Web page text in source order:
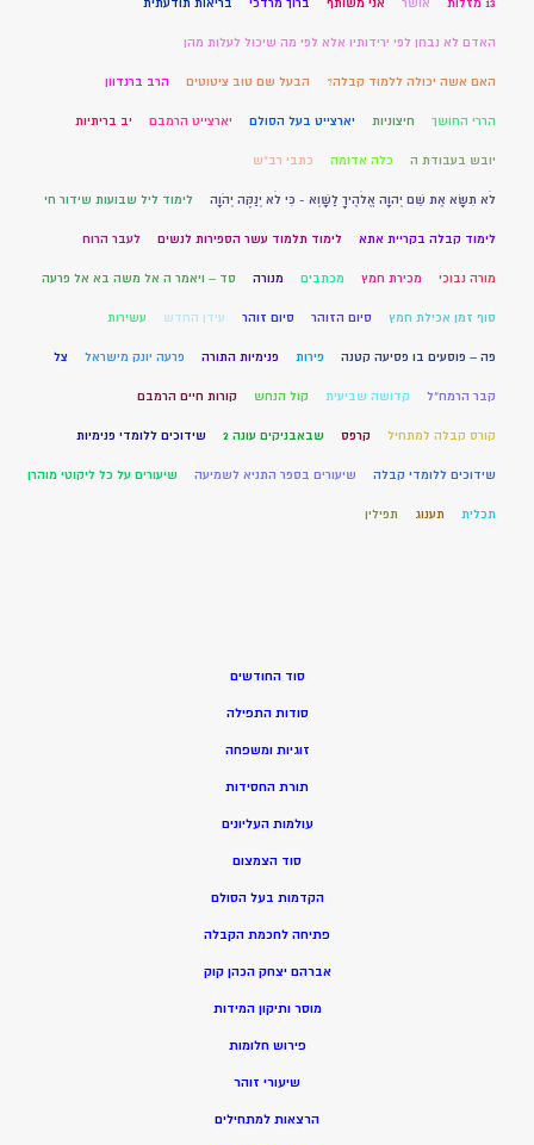
האדם לא נבחן לפי ירידותיו אלא לפי מה שיכול לעלות מהן
האם אשה יכולה ללמוד קבלה? הבעל שם טוב ציטוטים הרב ברנדוון
הררי החושך חיצוניות יארצייט בעל הסולם יארצייט הרמבם יב בריתיות
יובש בעבודת ה כלה אדומה כתבי רב"ש
לֹא תִשָּׂא אֶת שֵׁם יְהוָה אֱלֹהֶיךָ לַשָּׁוְא - כִּי לֹא יְנַקֶּה יְהֹוָה לימוד ליל שבועות שידור חי
לימוד קבלה בקריית אתא לימוד תלמוד עשר הספירות לנשים לעבר הרוח
מורה נבוכי מכירת חמץ מכתבים מנורה סד – ויאמר ה אל משה בא אל פרעה
סוף זמן אכילת חמץ סיום הזוהר סיום זוהר עידן החדש עשירות
פה – פוסעים בו פסיעה קטנה פירות פנימיות התורה פרעה יונק מישראל צל
קבר הרמח"ל קדושה שביעית קול הנחש קורות חיים הרמבם
קורס קבלה למתחיל קרפס שבאבניקים עונה 2 שידוכים ללומדי פנימיות
שידוכים ללומדי קבלה שיעורים בספר התניא לשמיעה שיעורים על כל ליקוטי מוהרן
תכלית תענוג תפילין
סוד החודשים
סודות התפילה
זוגיות ומשפחה
תורת החסידות
עולמות העליונים
סוד הצמצום
הקדמות בעל הסולם
פתיחה לחכמת הקבלה
אברהם יצחק הכהן קוק
מוסר ותיקון המידות
פירוש חלומות
שיעורי זוהר
הרצאות למתחילים